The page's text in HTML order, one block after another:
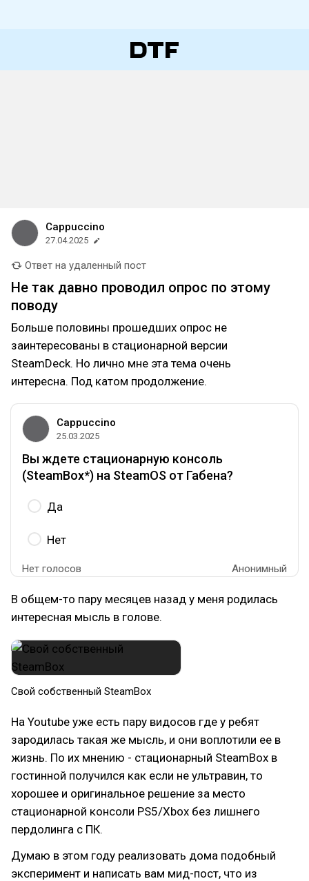
Cappuccino
27.04.2025
Ответ на удаленный пост
Не так давно проводил опрос по этому
поводу
Больше половины прошедших опрос не
заинтересованы в стационарной версии
SteamDeck. Но лично мне эта тема очень
интересна. Под катом продолжение.
Cappuccino
25.03.2025
Вы ждете стационарную консоль
(SteamBox*) на SteamOS от Габена?
Да
Нет
Нет голосов Анонимный
В общем-то пару месяцев назад у меня родилась
интересная мысль в голове.
Свой собственный SteamBox
На Youtube уже есть пару видосов где у ребят
зародилась такая же мысль, и они воплотили ее в
жизнь. По их мнению - стационарный SteamBox в
гостинной получился как если не ультравин, то
хорошее и оригинальное решение за место
стационарной консоли PS5/Xbox без лишнего
пердолинга с ПК.
Думаю в этом году реализовать дома подобный
эксперимент и написать вам мид-пост, что из